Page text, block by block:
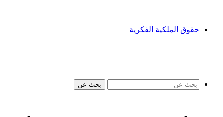
حقوق الملكية الفكرية
بحث عن